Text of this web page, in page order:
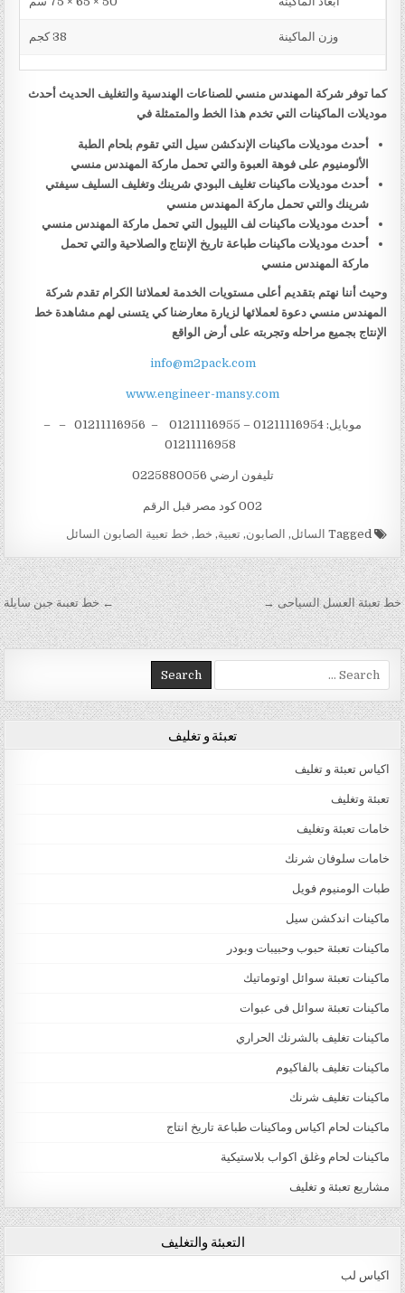
وزن الماكينة 38 كجم
كما توفر شركة المهندس منسي للصناعات الهندسية والتغليف الحديث أحدث
موديلات الماكينات التي تخدم هذا الخط والمتمثلة في
أحدث موديلات ماكينات الإندكشن سيل التي تقوم بلحام الطبة
الألومنيوم على فوهة العبوة والتي تحمل ماركة المهندس منسي
أحدث موديلات ماكينات تغليف البودي شرينك وتغليف السليف سيفتي
شرينك والتي تحمل ماركة المهندس منسي
أحدث موديلات ماكينات لف الليبول التي تحمل ماركة المهندس منسي
أحدث موديلات ماكينات طباعة تاريخ الإنتاج والصلاحية والتي تحمل
ماركة المهندس منسي
وحيث أننا نهتم بتقديم أعلى مستويات الخدمة لعملائنا الكرام تقدم شركة
المهندس منسي دعوة لعملائها لزيارة معارضنا كي يتسنى لهم مشاهدة خط
الإنتاج بجميع مراحله وتجربته على أرض الواقع
info@m2pack.com
www.engineer-mansy.com
موبايل: 01211116954 – 01211116955 – 01211116956 – –
تليفون ارضي 0225880056
002 كود مصر قبل الرقم
Tagged السائل, الصابون,تعبية, خط, خط تعبية الصابون السائل
تصفّح المقالات ← خط تعبىة جبن سايلة خط تعبئة العسل السياحى →
Search for:
تعبئة و تغليف
اكياس تعبئة و تغليف
تعبئة وتغليف
خامات تعبئة وتغليف
خامات سلوفان شرنك
طبات الومنيوم فويل
ماكينات اندكشن سيل
ماكينات تعبئة حبوب وحبيبات وبودر
ماكينات تعبئة سوائل اوتوماتيك
ماكينات تعبئة سوائل فى عبوات
ماكينات تغليف بالشرنك الحراري
ماكينات تغليف بالفاكيوم
ماكينات تغليف شرنك
ماكينات لحام اكياس وماكينات طباعة تاريخ انتاج
ماكينات لحام وغلق اكواب بلاستيكية
مشاريع تعبئة و تغليف
التعبئة والتغليف
اكياس لب